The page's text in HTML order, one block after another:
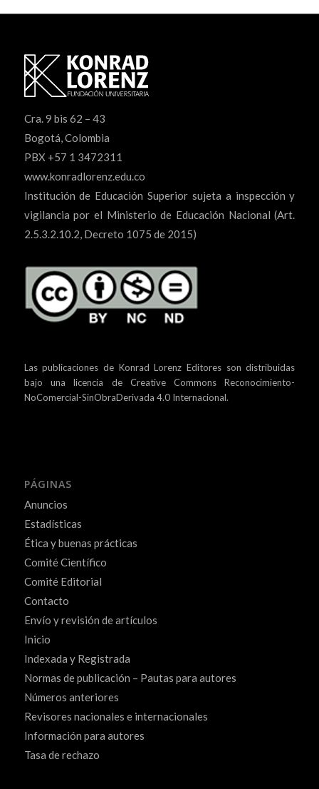
Cra. 9 bis 62 – 43
Bogotá, Colombia
PBX +57 1 3472311
www.konradlorenz.edu.co
Institución de Educación Superior sujeta a inspección y
vigilancia por el Ministerio de Educación Nacional (Art.
2.5.3.2.10.2, Decreto 1075 de 2015)
Las publicaciones de Konrad Lorenz Editores son distribuidas
bajo unalicencia de Creative Commons Reconocimiento-
NoComercial-SinObraDerivada 4.0 Internacional.
PÁGINAS
Anuncios
Estadísticas
Ética y buenas prácticas
Comité Científico
Comité Editorial
Contacto
Envío y revisión de artículos
Inicio
Indexada y Registrada
Normas de publicación – Pautas para autores
Números anteriores
Revisores nacionales e internacionales
Información para autores
Tasa de rechazo